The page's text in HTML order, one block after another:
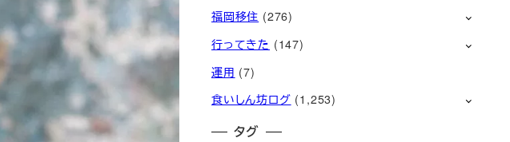
福岡移住 (276)
行ってきた (147)
運用 (7)
食いしん坊ログ (1,253)
タグ